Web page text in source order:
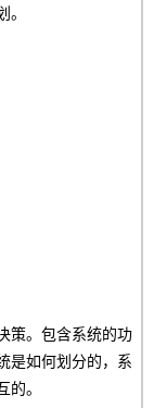
策。包含系统的功
是如何划分的，系
。